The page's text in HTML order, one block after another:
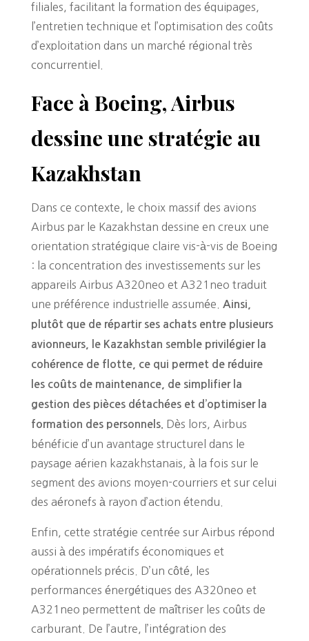
filiales, facilitant la formation des équipages,
l’entretien technique et l’optimisation des coûts
d’exploitation dans un marché régional très
concurrentiel.
Face à Boeing, Airbus
dessine une stratégie au
Kazakhstan
Dans ce contexte, le choix massif des avions
Airbus par le Kazakhstan dessine en creux une
orientation stratégique claire vis-à-vis de Boeing
: la concentration des investissements sur les
appareils Airbus A320neo et A321neo traduit
une préférence industrielle assumée.
Ainsi,
plutôt que de répartir ses achats entre plusieurs
avionneurs, le Kazakhstan semble privilégier la
cohérence de flotte, ce qui permet de réduire
les coûts de maintenance, de simplifier la
gestion des pièces détachées et d’optimiser la
formation des personnels.
Dès lors, Airbus
bénéficie d’un avantage structurel dans le
paysage aérien kazakhstanais, à la fois sur le
segment des avions moyen-courriers et sur celui
des aéronefs à rayon d’action étendu.
Enfin, cette stratégie centrée sur Airbus répond
aussi à des impératifs économiques et
opérationnels précis. D’un côté, les
performances énergétiques des A320neo et
A321neo permettent de maîtriser les coûts de
carburant. De l’autre, l’intégration des